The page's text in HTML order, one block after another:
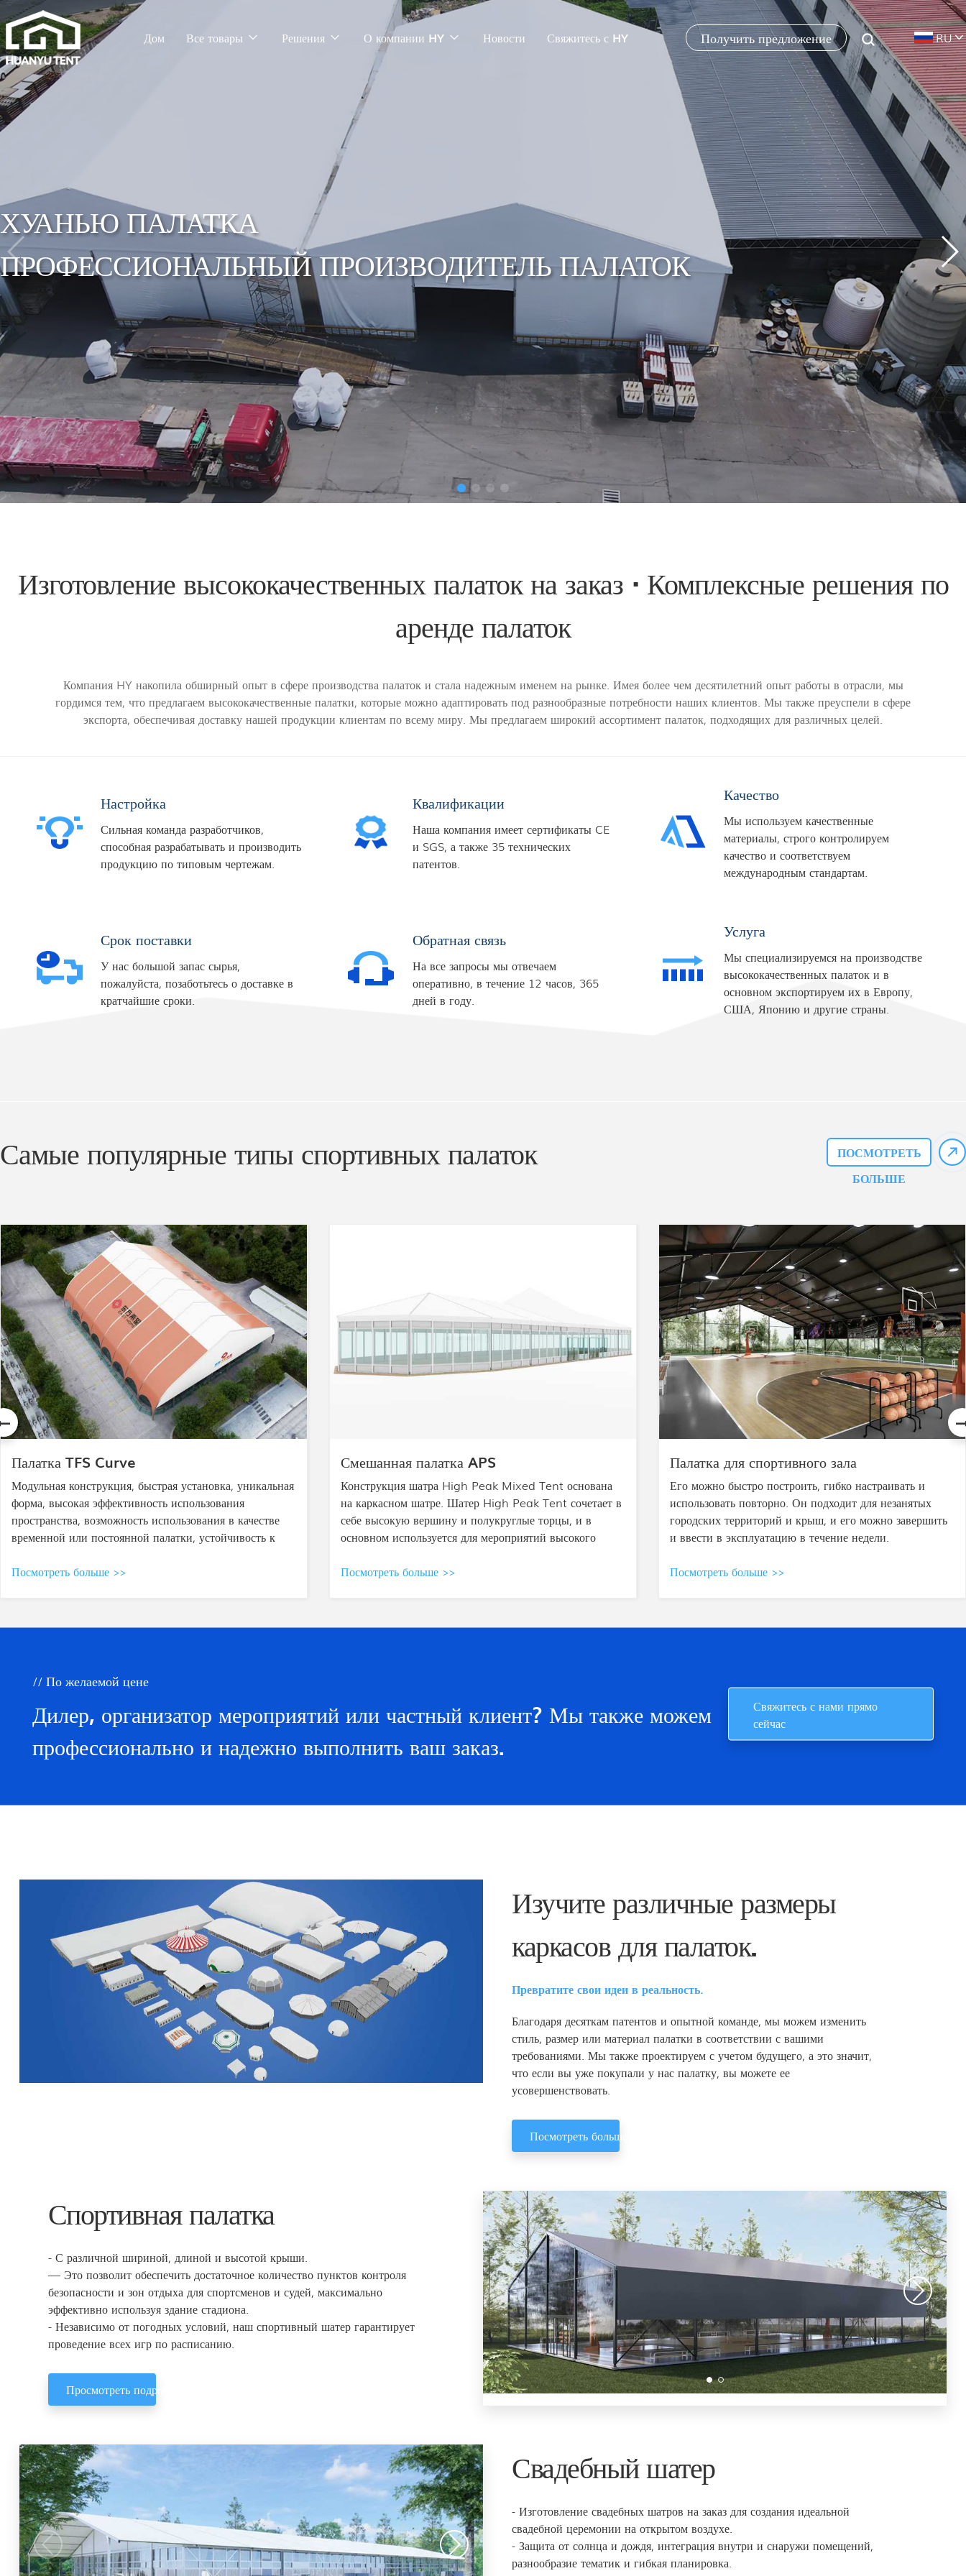
Дом Все товары Решения О компании HY Новости Свяжитесь с HY Получить предложение RU
ХУАНЬЮ ПАЛАТКА
ПРОФЕССИОНАЛЬНЫЙ ПРОИЗВОДИТЕЛЬ ПАЛАТОК
Изготовление высококачественных палаток на заказ · Комплексные решения по
аренде палаток
Компания HY накопила обширный опыт в сфере производства палаток и стала надежным именем на рынке. Имея более чем десятилетний опыт работы в отрасли, мы
гордимся тем, что предлагаем высококачественные палатки, которые можно адаптировать под разнообразные потребности наших клиентов. Мы также преуспели в сфере
экспорта, обеспечивая доставку нашей продукции клиентам по всему миру. Мы предлагаем широкий ассортимент палаток, подходящих для различных целей.
Настройка
Сильная команда разработчиков,
способная разрабатывать и производить
продукцию по типовым чертежам.
Квалификации
Наша компания имеет сертификаты CE
и SGS, а также 35 технических
патентов.
Качество
Мы используем качественные
материалы, строго контролируем
качество и соответствуем
международным стандартам.
Срок поставки
У нас большой запас сырья,
пожалуйста, позаботьтесь о доставке в
кратчайшие сроки.
Обратная связь
На все запросы мы отвечаем
оперативно, в течение 12 часов, 365
дней в году.
Услуга
Мы специализируемся на производстве
высококачественных палаток и в
основном экспортируем их в Европу,
США, Японию и другие страны.
Самые популярные типы спортивных палаток
ПОСМОТРЕТЬ
БОЛЬШЕ
Смешанная палатка APS
Конструкция шатра High Peak Mixed Tent основана
на каркасном шатре. Шатер High Peak Tent сочетает в
себе высокую вершину и полукруглые торцы, и в
основном используется для мероприятий высокого
Посмотреть больше >>
Палатка для спортивного зала
Его можно быстро построить, гибко настраивать и
использовать повторно. Он подходит для незанятых
городских территорий и крыш, и его можно завершить
и ввести в эксплуатацию в течение недели.
Посмотреть больше >>
Воздушный купол
Многослойный композитный материал с различными
вариантами обработки поверхности, простой
строительной конструкцией, легким монтажом без
разрушения фундамента и возможностью вывоза за
Посмотреть больше >>
// По желаемой цене
Дилер, организатор мероприятий или частный клиент? Мы также можем
профессионально и надежно выполнить ваш заказ.
Свяжитесь с нами прямо
сейчас
Изучите различные размеры
каркасов для палаток.
Превратите свои идеи в реальность.
Благодаря десяткам патентов и опытной команде, мы можем изменить
стиль, размер или материал палатки в соответствии с вашими
требованиями. Мы также проектируем с учетом будущего, а это значит,
что если вы уже покупали у нас палатку, вы можете ее
усовершенствовать.
Посмотреть больше
Спортивная палатка
- С различной шириной, длиной и высотой крыши.
— Это позволит обеспечить достаточное количество пунктов контроля
безопасности и зон отдыха для спортсменов и судей, максимально
эффективно используя здание стадиона.
- Независимо от погодных условий, наш спортивный шатер гарантирует
проведение всех игр по расписанию.
Просмотреть подробности
Свадебный шатер
- Изготовление свадебных шатров на заказ для создания идеальной
свадебной церемонии на открытом воздухе.
- Защита от солнца и дождя, интеграция внутри и снаружи помещений,
разнообразие тематик и гибкая планировка.